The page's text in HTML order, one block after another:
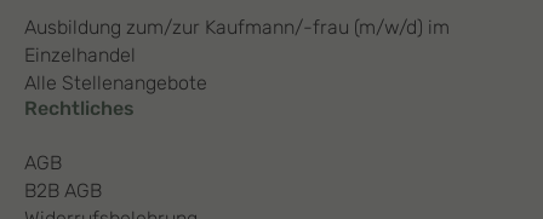
Ausbildung zum/zur Kaufmann/-frau (m/w/d) im
Einzelhandel
Alle Stellenangebote
Rechtliches
AGB
B2B AGB